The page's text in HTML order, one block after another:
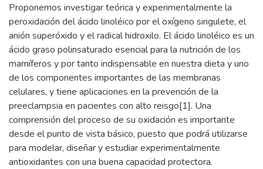
Proponemos investigar teórica y experimentalmente la
peroxidación del ácido linoléico por el oxígeno singulete, el
anión superóxido y el radical hidroxilo. El ácido linoléico es un
ácido graso polinsaturado esencial para la nutrición de los
mamíferos y por tanto indispensable en nuestra dieta y uno
de los componentes importantes de las membranas
celulares, y tiene aplicaciones en la prevención de la
preeclampsia en pacientes con alto reisgo[1]. Una
comprensión del proceso de su oxidación es importante
desde el punto de vista básico, puesto que podrá utilizarse
para modelar, diseñar y estudiar experimentalmente
antioxidantes con una buena capacidad protectora.